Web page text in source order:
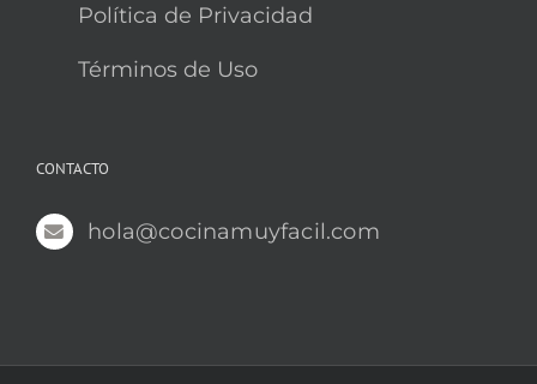
Política de Privacidad
Términos de Uso
CONTACTO
hola@cocinamuyfacil.com